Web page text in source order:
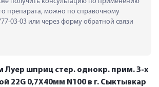
препарата, можно по справочному
03-03 или через форму обратной связи
Луер шприц стер. однокр. прим. 3-х
22G 0,7Х40мм N100 в г. Сыктывкар